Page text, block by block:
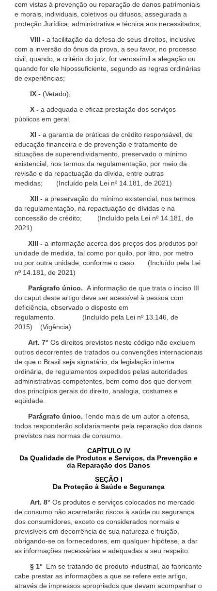
com vistas à prevenção ou reparação de danos patrimoniais
e morais, individuais, coletivos ou difusos, assegurada a
proteção Jurídica, administrativa e técnica aos necessitados;
VIII - a facilitação da defesa de seus direitos, inclusive
com a inversão do ônus da prova, a seu favor, no processo
civil, quando, a critério do juiz, for verossímil a alegação ou
quando for ele hipossuficiente, segundo as regras ordinárias
de experiências;
IX - (Vetado);
X - a adequada e eficaz prestação dos serviços
públicos em geral.
XI - a garantia de práticas de crédito responsável, de
educação financeira e de prevenção e tratamento de
situações de superendividamento, preservado o mínimo
existencial, nos termos da regulamentação, por meio da
revisão e da repactuação da dívida, entre outras
medidas; (Incluído pela Lei nº 14.181, de 2021)
XII - a preservação do mínimo existencial, nos termos
da regulamentação, na repactuação de dívidas e na
concessão de crédito; (Incluído pela Lei nº 14.181, de
2021)
XIII - a informação acerca dos preços dos produtos por
unidade de medida, tal como por quilo, por litro, por metro
ou por outra unidade, conforme o caso. (Incluído pela Lei
nº 14.181, de 2021)
Parágrafo único. A informação de que trata o inciso III
do caput deste artigo deve ser acessível à pessoa com
deficiência, observado o disposto em
regulamento. (Incluído pela Lei nº 13.146, de
2015) (Vigência)
Art. 7° Os direitos previstos neste código não excluem
outros decorrentes de tratados ou convenções internacionais
de que o Brasil seja signatário, da legislação interna
ordinária, de regulamentos expedidos pelas autoridades
administrativas competentes, bem como dos que derivem
dos princípios gerais do direito, analogia, costumes e
eqüidade.
Parágrafo único. Tendo mais de um autor a ofensa,
todos responderão solidariamente pela reparação dos danos
previstos nas normas de consumo.
CAPÍTULO IV
Da Qualidade de Produtos e Serviços, da Prevenção e
da Reparação dos Danos
SEÇÃO I
Da Proteção à Saúde e Segurança
Art. 8° Os produtos e serviços colocados no mercado
de consumo não acarretarão riscos à saúde ou segurança
dos consumidores, exceto os considerados normais e
previsíveis em decorrência de sua natureza e fruição,
obrigando-se os fornecedores, em qualquer hipótese, a dar
as informações necessárias e adequadas a seu respeito.
§ 1º Em se tratando de produto industrial, ao fabricante
cabe prestar as informações a que se refere este artigo,
através de impressos apropriados que devam acompanhar o